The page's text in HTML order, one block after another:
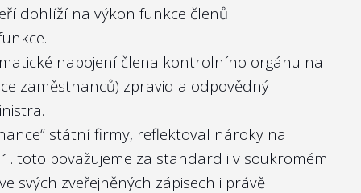
napravila. Opačně i pro management
politickým tlakem nebo odvoláním ze
dohlíží na výkon funkce členů
napojení člena kontrolního orgánu na
zaměstnanců) zpravidla odpovědný
státní firmy, reflektoval nároky na
toto považujeme za standard i v soukromém
svých zveřejněných zápisech i právě